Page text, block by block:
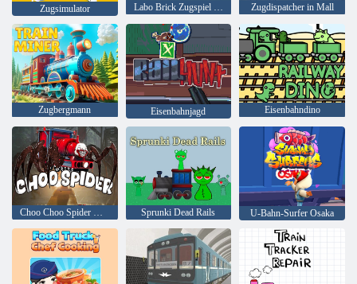
Zugsimulator Labo Brick Zugspiel für Kinder Zugdispatcher in Mall
Zugbergmann Eisenbahnjagd Eisenbahndino
Choo Choo Spider Monster Zug Sprunki Dead Rails U-Bahn-Surfer Osaka